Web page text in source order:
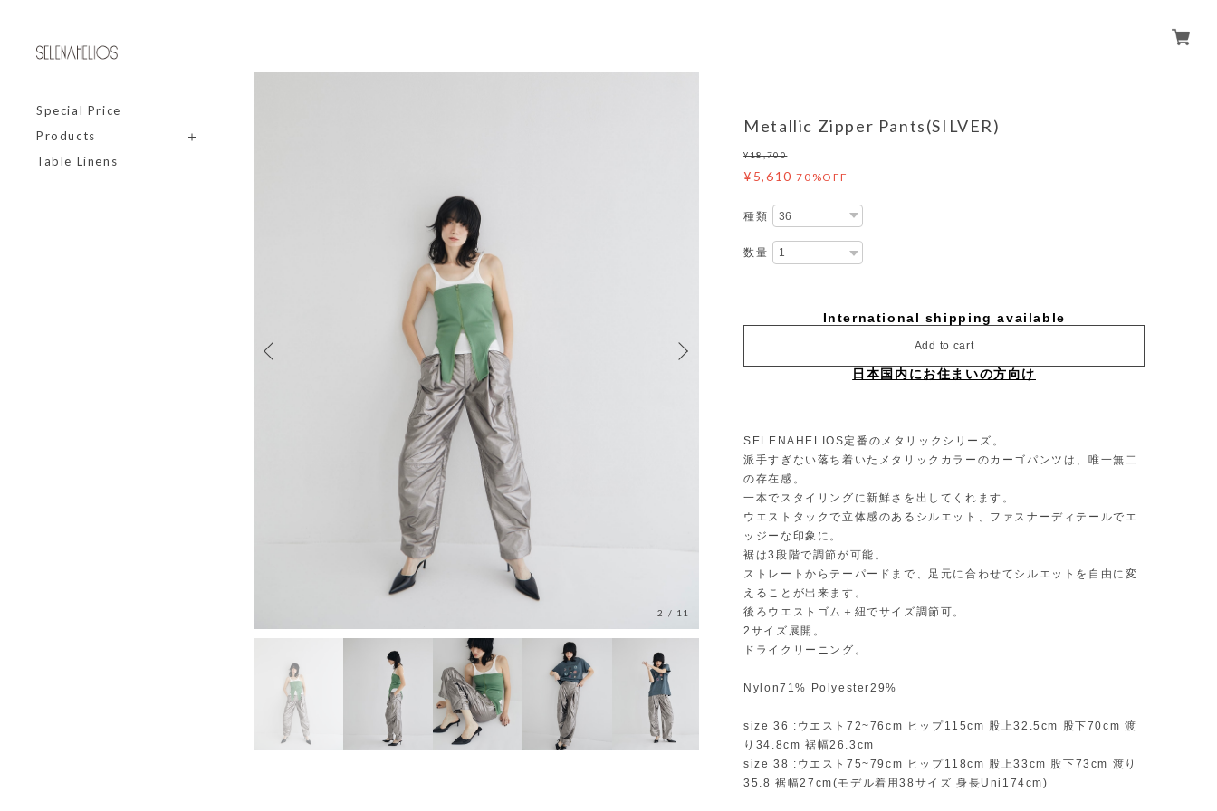
Special Price
Products
Table Linens
2 / 11
Metallic Zipper Pants(SILVER)
¥18,700
¥5,610 70%OFF
種類
数量
International shipping available
Add to cart
日本国内にお住まいの方向け
SELENAHELIOS定番のメタリックシリーズ。
派手すぎない落ち着いたメタリックカラーのカーゴパンツは、唯一無二
の存在感。
一本でスタイリングに新鮮さを出してくれます。
ウエストタックで立体感のあるシルエット、ファスナーディテールでエ
ッジーな印象に。
裾は3段階で調節が可能。
ストレートからテーパードまで、足元に合わせてシルエットを自由に変
えることが出来ます。
後ろウエストゴム＋紐でサイズ調節可。
2サイズ展開。
ドライクリーニング。
Nylon71% Polyester29%
size 36 :ウエスト72~76cm ヒップ115cm 股上32.5cm 股下70cm 渡
り34.8cm 裾幅26.3cm
size 38 :ウエスト75~79cm ヒップ118cm 股上33cm 股下73cm 渡り
35.8 裾幅27cm(モデル着用38サイズ 身長Uni174cm)